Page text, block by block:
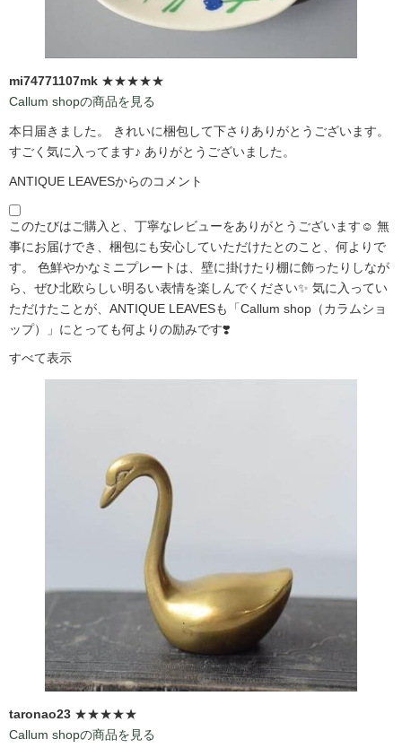
mi74771107mk ★★★★★
Callum shopの商品を見る
本日届きました。 きれいに梱包して下さりありがとうございます。
すごく気に入ってます♪ ありがとうございました。
ANTIQUE LEAVESからのコメント
このたびはご購入と、丁寧なレビューをありがとうございます☺️ 無
事にお届けでき、梱包にも安心していただけたとのこと、何よりで
す。 色鮮やかなミニプレートは、壁に掛けたり棚に飾ったりしなが
ら、ぜひ北欧らしい明るい表情を楽しんでください✨ 気に入ってい
ただけたことが、ANTIQUE LEAVESも「Callum shop（カラムショ
ップ）」にとっても何よりの励みです❣️
すべて表示
taronao23 ★★★★★
Callum shopの商品を見る